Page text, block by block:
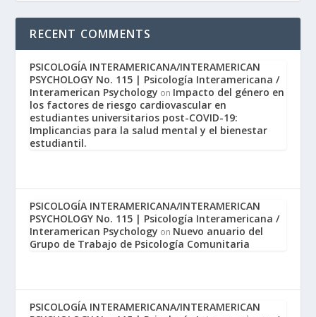
RECENT COMMENTS
PSICOLOGÍA INTERAMERICANA/INTERAMERICAN
PSYCHOLOGY No. 115 | Psicología Interamericana /
Interamerican Psychology on Impacto del género en
los factores de riesgo cardiovascular en
estudiantes universitarios post-COVID-19:
Implicancias para la salud mental y el bienestar
estudiantil.
PSICOLOGÍA INTERAMERICANA/INTERAMERICAN
PSYCHOLOGY No. 115 | Psicología Interamericana /
Interamerican Psychology on Nuevo anuario del
Grupo de Trabajo de Psicología Comunitaria
PSICOLOGÍA INTERAMERICANA/INTERAMERICAN